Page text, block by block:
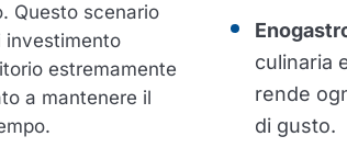
Questo scenario
investimento
estremamente
a mantenere il
culinaria
rende
di gusto.